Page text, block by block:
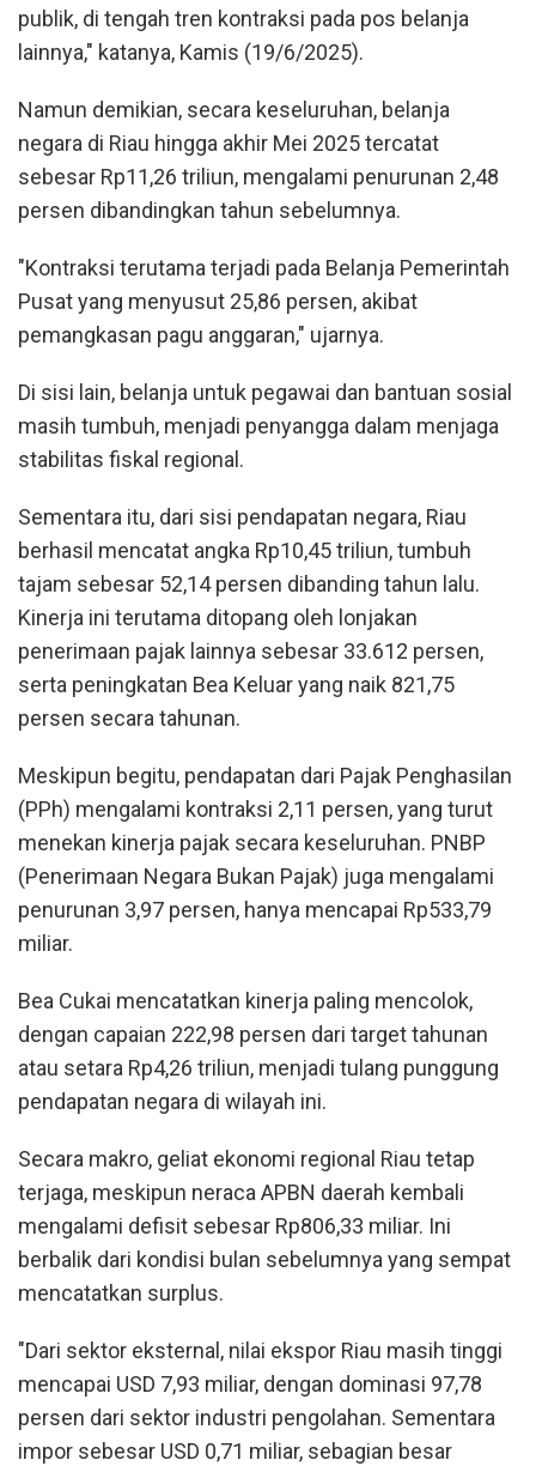
publik, di tengah tren kontraksi pada pos belanja
lainnya," katanya, Kamis (19/6/2025).
Namun demikian, secara keseluruhan, belanja
negara di Riau hingga akhir Mei 2025 tercatat
sebesar Rp11,26 triliun, mengalami penurunan 2,48
persen dibandingkan tahun sebelumnya.
"Kontraksi terutama terjadi pada Belanja Pemerintah
Pusat yang menyusut 25,86 persen, akibat
pemangkasan pagu anggaran," ujarnya.
Di sisi lain, belanja untuk pegawai dan bantuan sosial
masih tumbuh, menjadi penyangga dalam menjaga
stabilitas fiskal regional.
Sementara itu, dari sisi pendapatan negara, Riau
berhasil mencatat angka Rp10,45 triliun, tumbuh
tajam sebesar 52,14 persen dibanding tahun lalu.
Kinerja ini terutama ditopang oleh lonjakan
penerimaan pajak lainnya sebesar 33.612 persen,
serta peningkatan Bea Keluar yang naik 821,75
persen secara tahunan.
Meskipun begitu, pendapatan dari Pajak Penghasilan
(PPh) mengalami kontraksi 2,11 persen, yang turut
menekan kinerja pajak secara keseluruhan. PNBP
(Penerimaan Negara Bukan Pajak) juga mengalami
penurunan 3,97 persen, hanya mencapai Rp533,79
miliar.
Bea Cukai mencatatkan kinerja paling mencolok,
dengan capaian 222,98 persen dari target tahunan
atau setara Rp4,26 triliun, menjadi tulang punggung
pendapatan negara di wilayah ini.
Secara makro, geliat ekonomi regional Riau tetap
terjaga, meskipun neraca APBN daerah kembali
mengalami defisit sebesar Rp806,33 miliar. Ini
berbalik dari kondisi bulan sebelumnya yang sempat
mencatatkan surplus.
"Dari sektor eksternal, nilai ekspor Riau masih tinggi
mencapai USD 7,93 miliar, dengan dominasi 97,78
persen dari sektor industri pengolahan. Sementara
impor sebesar USD 0,71 miliar, sebagian besar